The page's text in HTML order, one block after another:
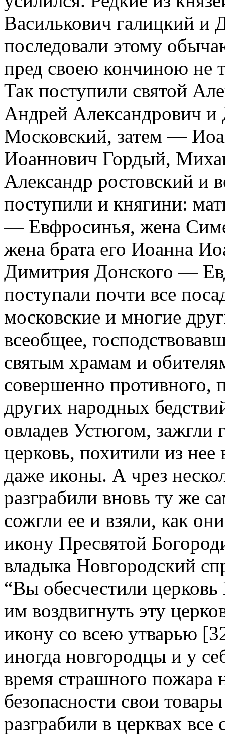
Василькович галицкий и
последовали этому
пред своею кончиною не
Так поступили святой
Андрей Александрович
Московский, затем —
Иоаннович Гордый,
Александр ростовский и
поступили и княгини:
— Евфросинья, жена
жена брата его Иоанна
Димитрия Донского —
поступали почти все
московские и многие
всеобщее,
святым храмам и
совершенно противного,
других народных
овладев Устюгом, зажгли
церковь, похитили из нее
даже иконы. А чрез
разграбили вновь ту же
сожгли ее и взяли, как
икону Пресвятой
владыка Новгородский
“Вы обесчестили
им воздвигнуть эту
икону со всею утварью
иногда новгородцы и у
время страшного пожара
безопасности свои
разграбили в церквах